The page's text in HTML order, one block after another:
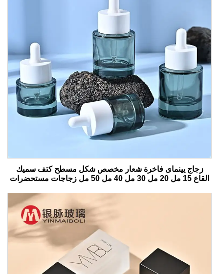
زجاج يينماى فاخرة شعار مخصص شكل مسطح كتف سميك
القاع 15 مل 20 مل 30 مل 40 مل 50 مل زجاجات مستحضرات